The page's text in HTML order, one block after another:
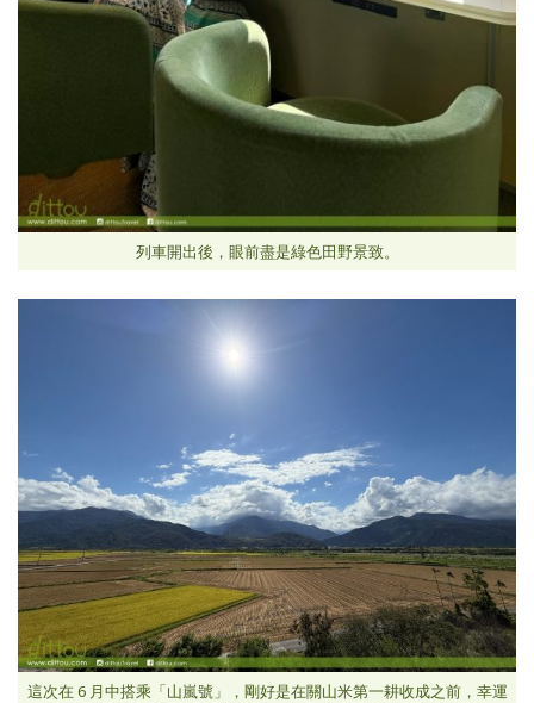
列車開出後，眼前盡是綠色田野景致。
這次在 6 月中搭乘「山嵐號」，剛好是在關山米第一耕收成之前，幸運